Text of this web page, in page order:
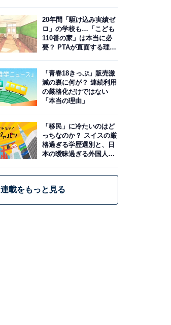
20年間「駆け込み実績ゼ
ロ」の学校も…「こども
110番の家」は本当に必
要？ PTAが直面する理想
「青春18きっぷ」販売激
減の裏に何が？ 連続利用
の厳格化だけではない
「本当の理由」
「移民」に冷たいのはど
っちなのか？ スイスの厳
格過ぎる学歴選別と、日
本の曖昧過ぎる外国人政
連載をもっと見る